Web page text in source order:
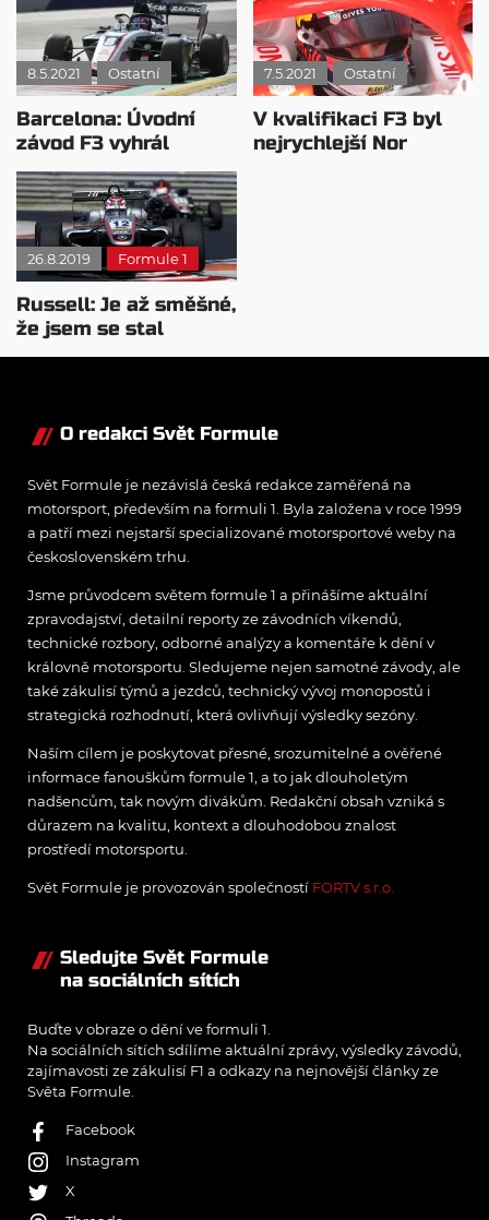
8.5.2021 Ostatní
Barcelona: Úvodní
závod F3 vyhrál
Smoljar, Sargeant
čtvrtý
7.5.2021 Ostatní
V kvalifikaci F3 byl
nejrychlejší Nor
26.8.2019 Formule 1
Russell: Je až směšné,
že jsem se stal
juniorem Mercedesu
O redakci Svět Formule
Svět Formule je nezávislá česká redakce zaměřená na
motorsport, především na formuli 1. Byla založena v roce 1999
a patří mezi nejstarší specializované motorsportové weby na
československém trhu.
Jsme průvodcem světem formule 1 a přinášíme aktuální
zpravodajství, detailní reporty ze závodních víkendů,
technické rozbory, odborné analýzy a komentáře k dění v
královně motorsportu. Sledujeme nejen samotné závody, ale
také zákulisí týmů a jezdců, technický vývoj monopostů i
strategická rozhodnutí, která ovlivňují výsledky sezóny.
Naším cílem je poskytovat přesné, srozumitelné a ověřené
informace fanouškům formule 1, a to jak dlouholetým
nadšencům, tak novým divákům. Redakční obsah vzniká s
důrazem na kvalitu, kontext a dlouhodobou znalost
prostředí motorsportu.
Svět Formule je provozován společností FORTV s.r.o.
Sledujte Svět Formule
na sociálních sítích
Buďte v obraze o dění ve formuli 1.
Na sociálních sítích sdílíme aktuální zprávy, výsledky závodů,
zajímavosti ze zákulisí F1 a odkazy na nejnovější články ze
Světa Formule.
Facebook
Instagram
X